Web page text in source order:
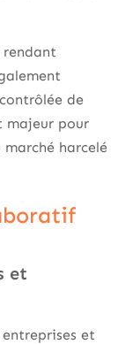
rendant
de
majeur pour
harcelé
et
et